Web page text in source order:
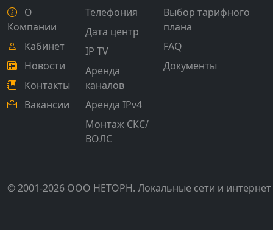
О
Компании
Кабинет
Новости
Контакты
Вакансии
Телефония
Дата центр
IP TV
Аренда
каналов
Аренда IPv4
Монтаж СКС/
ВОЛС
Выбор тарифного
плана
FAQ
Документы
© 2001-2026 ООО НЕТОРН. Локальные сети и